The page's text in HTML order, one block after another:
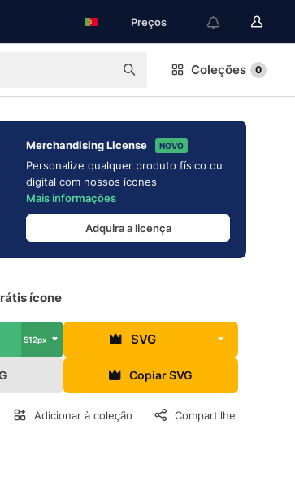
Preços
Coleções 0
Merchandising License NOVO
Personalize qualquer produto físico ou
digital com nossos ícones
Mais informações
Adquira a licença
ícone
512px SVG
Copiar SVG
Adicionar à coleção Compartilhe